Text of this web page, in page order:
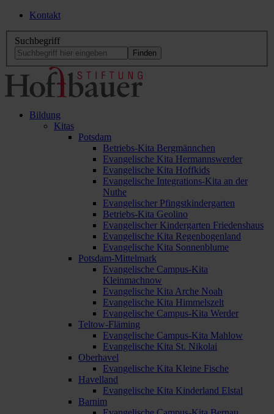
Kontakt
Suchbegriff
Bildung
Kitas
Potsdam
Betriebs-Kita Bergmännchen
Evangelische Kita Hermannswerder
Evangelische Kita Hoffkids
Evangelische Integrations-Kita an der
Nuthe
Evangelischer Pfingstkindergarten
Betriebs-Kita Geolino
Evangelischer Kindergarten Friedenshaus
Evangelische Kita Regenbogenland
Evangelische Kita Sonnenblume
Potsdam-Mittelmark
Evangelische Campus-Kita
Kleinmachnow
Evangelische Kita Arche Noah
Evangelische Kita Himmelszelt
Evangelische Campus-Kita Werder
Teltow-Fläming
Evangelische Campus-Kita Mahlow
Evangelische Kita St. Nikolai
Oberhavel
Evangelische Kita Kleine Fische
Havelland
Evangelische Kita Kinderland Elstal
Barnim